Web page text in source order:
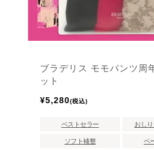
ブラデリス モモパンツ周
ット
¥5,280 税込
ベストセラー おし
ソフト補整 ベ